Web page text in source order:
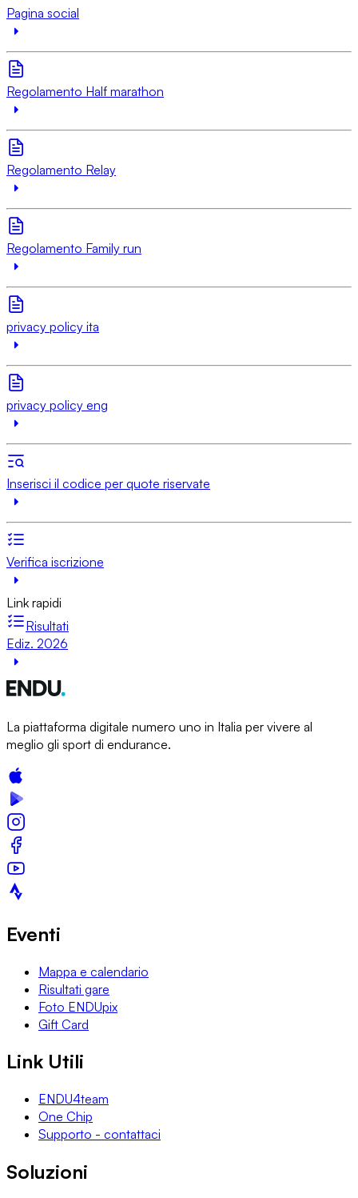
Pagina social
Regolamento Half marathon
Regolamento Relay
Regolamento Family run
privacy policy ita
privacy policy eng
Inserisci il codice per quote riservate
Verifica iscrizione
Link rapidi
Risultati
Ediz. 2026
La piattaforma digitale numero uno in Italia per vivere al
meglio gli sport di endurance.
Eventi
Mappa e calendario
Risultati gare
Foto ENDUpix
Gift Card
Link Utili
ENDU4team
One Chip
Supporto - contattaci
Soluzioni